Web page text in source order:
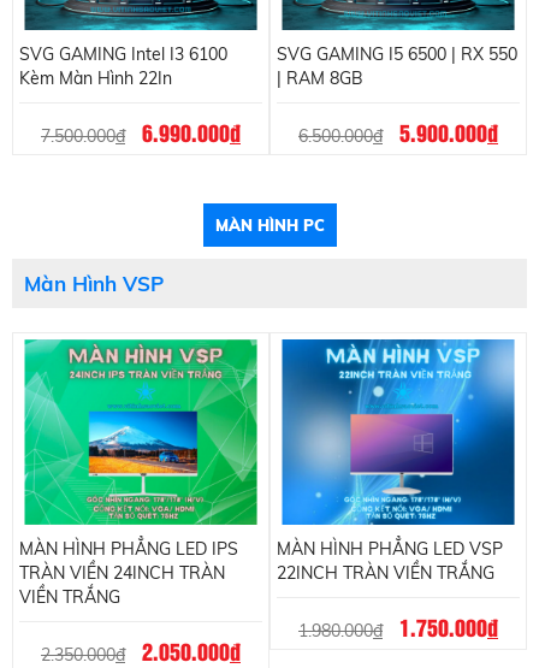
SVG GAMING Intel I3 6100
Kèm Màn Hình 22In
7.500.000đ 6.990.000đ
SVG GAMING I5 6500 | RX 550
| RAM 8GB
6.500.000đ 5.900.000đ
MÀN HÌNH PC
Màn Hình VSP
MÀN HÌNH PHẲNG LED IPS
TRÀN VIỀN 24INCH TRÀN
VIỀN TRẮNG
2.350.000đ 2.050.000đ
MÀN HÌNH PHẲNG LED VSP
22INCH TRÀN VIỀN TRẮNG
1.980.000đ 1.750.000đ